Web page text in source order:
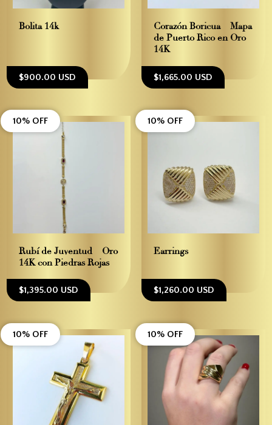
Bolita 14k
$900.00 USD
Corazón Boricua – Mapa
de Puerto Rico en Oro
14K
$1,665.00 USD
Rubí de Juventud – Oro
14K con Piedras Rojas
$1,395.00 USD
10% OFF
Earrings
$1,260.00 USD
10% OFF
10% OFF 10% OFF